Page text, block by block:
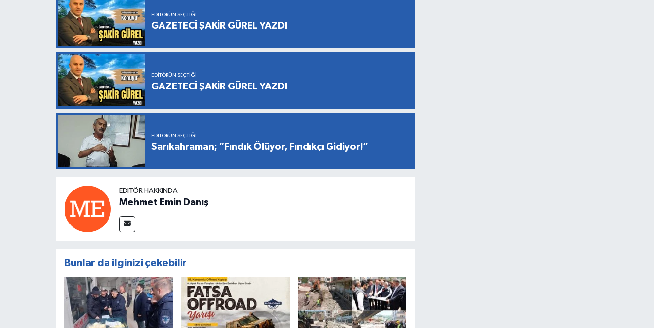
EDITÖRÜN SEÇTIĞI
GAZETECİ ŞAKİR GÜREL YAZDI
EDITÖRÜN SEÇTIĞI
GAZETECİ ŞAKİR GÜREL YAZDI
EDITÖRÜN SEÇTIĞI
Sarıkahraman; “Fındık Ölüyor, Fındıkçı Gidiyor!”
EDITÖR HAKKINDA
Mehmet Emin Danış
Bunlar da ilginizi çekebilir